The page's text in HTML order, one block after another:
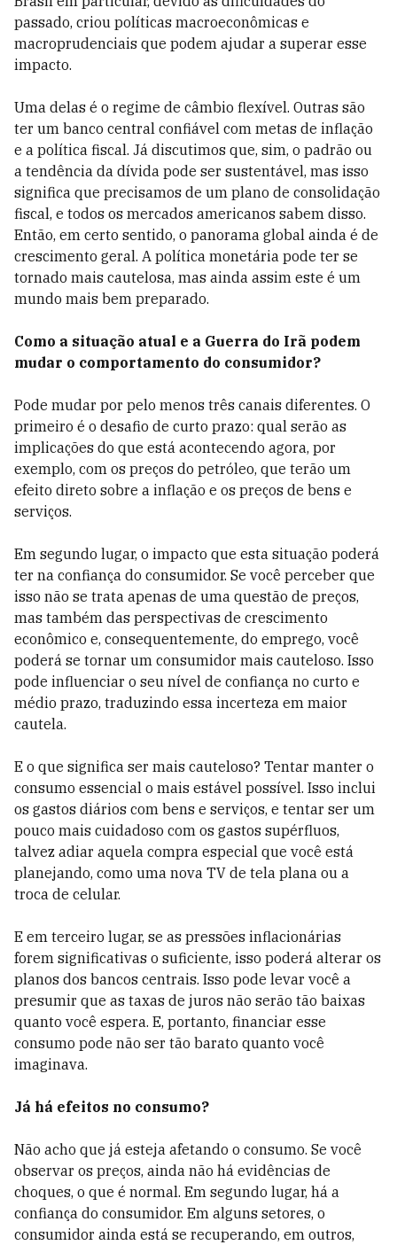
passado, criou políticas macroeconômicas e
macroprudenciais que podem ajudar a superar esse
impacto.
Uma delas é o regime de câmbio flexível. Outras são
ter um banco central confiável com metas de inflação
e a política fiscal. Já discutimos que, sim, o padrão ou
a tendência da dívida pode ser sustentável, mas isso
significa que precisamos de um plano de consolidação
fiscal, e todos os mercados americanos sabem disso.
Então, em certo sentido, o panorama global ainda é de
crescimento geral. A política monetária pode ter se
tornado mais cautelosa, mas ainda assim este é um
mundo mais bem preparado.
Como a situação atual e a Guerra do Irã podem
mudar o comportamento do consumidor?
Pode mudar por pelo menos três canais diferentes. O
primeiro é o desafio de curto prazo: qual serão as
implicações do que está acontecendo agora, por
exemplo, com os preços do petróleo, que terão um
efeito direto sobre a inflação e os preços de bens e
serviços.
Em segundo lugar, o impacto que esta situação poderá
ter na confiança do consumidor. Se você perceber que
isso não se trata apenas de uma questão de preços,
mas também das perspectivas de crescimento
econômico e, consequentemente, do emprego, você
poderá se tornar um consumidor mais cauteloso. Isso
pode influenciar o seu nível de confiança no curto e
médio prazo, traduzindo essa incerteza em maior
cautela.
E o que significa ser mais cauteloso? Tentar manter o
consumo essencial o mais estável possível. Isso inclui
os gastos diários com bens e serviços, e tentar ser um
pouco mais cuidadoso com os gastos supérfluos,
talvez adiar aquela compra especial que você está
planejando, como uma nova TV de tela plana ou a
troca de celular.
E em terceiro lugar, se as pressões inflacionárias
forem significativas o suficiente, isso poderá alterar os
planos dos bancos centrais. Isso pode levar você a
presumir que as taxas de juros não serão tão baixas
quanto você espera. E, portanto, financiar esse
consumo pode não ser tão barato quanto você
imaginava.
Já há efeitos no consumo?
Não acho que já esteja afetando o consumo. Se você
observar os preços, ainda não há evidências de
choques, o que é normal. Em segundo lugar, há a
confiança do consumidor. Em alguns setores, o
consumidor ainda está se recuperando, em outros,